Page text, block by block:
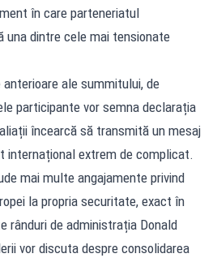
în care parteneriatul
dintre cele mai tensionate
ale summitului, de
participante vor semna declarația
încearcă să transmită un mesaj
internațional extrem de complicat.
mai multe angajamente privind
la propria securitate, exact în
rânduri de administrația Donald
vor discuta despre consolidarea